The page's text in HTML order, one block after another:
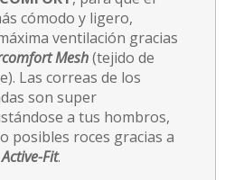
cómodo y ligero,
ventilación gracias
Mesh(tejido de
Las correas de los
son super
a tus hombros,
posibles roces gracias a
Fit.